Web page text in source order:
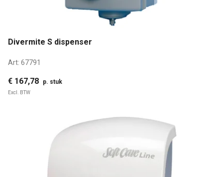
Divermite S dispenser
Art: 67791
€ 167,78 p. stuk
Excl. BTW